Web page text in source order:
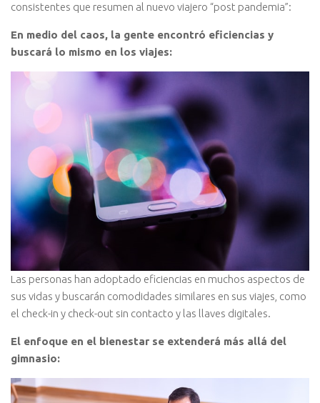
consistentes que resumen al nuevo viajero “post pandemia”:
En medio del caos, la gente encontró eficiencias y
buscará lo mismo en los viajes:
Las personas han adoptado eficiencias en muchos aspectos de
sus vidas y buscarán comodidades similares en sus viajes, como
el check-in y check-out sin contacto y las llaves digitales.
El enfoque en el bienestar se extenderá más allá del
gimnasio: